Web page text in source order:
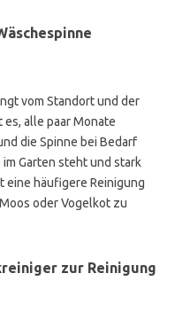
vom Standort und der
es, alle paar Monate
die Spinne bei Bedarf
Garten steht und stark
häufigere Reinigung
oder Vogelkot zu
zur Reinigung